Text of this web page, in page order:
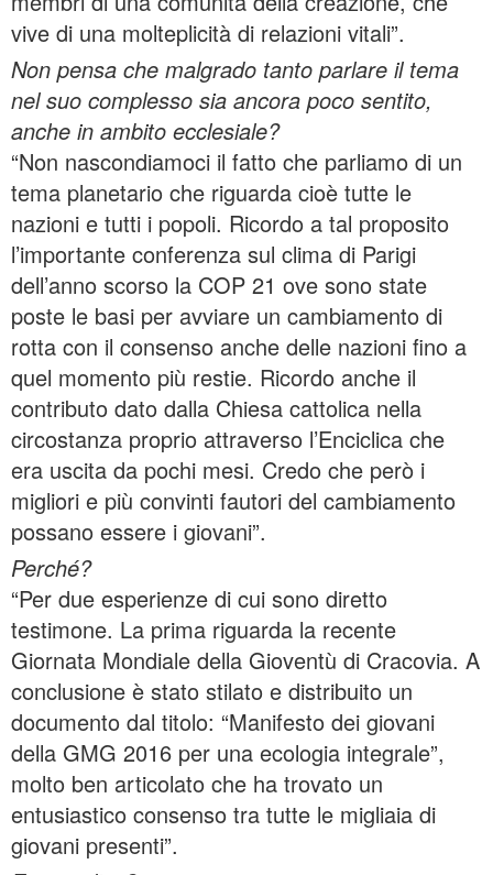
vive di una molteplicità di relazioni vitali”.
Non pensa che malgrado tanto parlare il tema
nel suo complesso sia ancora poco sentito,
anche in ambito ecclesiale?
“Non nascondiamoci il fatto che parliamo di un
tema planetario che riguarda cioè tutte le
nazioni e tutti i popoli. Ricordo a tal proposito
l’importante conferenza sul clima di Parigi
dell’anno scorso la COP 21 ove sono state
poste le basi per avviare un cambiamento di
rotta con il consenso anche delle nazioni fino a
quel momento più restie. Ricordo anche il
contributo dato dalla Chiesa cattolica nella
circostanza proprio attraverso l’Enciclica che
era uscita da pochi mesi. Credo che però i
migliori e più convinti fautori del cambiamento
possano essere i giovani”.
Perché?
“Per due esperienze di cui sono diretto
testimone. La prima riguarda la recente
Giornata Mondiale della Gioventù di Cracovia. A
conclusione è stato stilato e distribuito un
documento dal titolo: “Manifesto dei giovani
della GMG 2016 per una ecologia integrale”,
molto ben articolato che ha trovato un
entusiastico consenso tra tutte le migliaia di
giovani presenti”.